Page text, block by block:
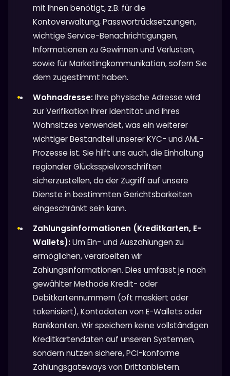
mit Ihnen benötigt, z.B. für die
Kontoverwaltung, Passwortrücksetzungen,
wichtige Service-Benachrichtigungen,
Informationen zu Gewinnen und Verlusten,
sowie für Marketingkommunikation, sofern Sie
dem zugestimmt haben.
Wohnadresse:Ihre physische Adresse wird
zur Verifikation Ihrer Identität und Ihres
Wohnsitzes verwendet, was ein weiterer
wichtiger Bestandteil unserer KYC- und AML-
Prozesse ist. Sie hilft uns auch, die Einhaltung
regionaler Glücksspielvorschriften
sicherzustellen, da der Zugriff auf unsere
Dienste in bestimmten Gerichtsbarkeiten
eingeschränkt sein kann.
Zahlungsinformationen (Kreditkarten, E-
Wallets):Um Ein- und Auszahlungen zu
ermöglichen, verarbeiten wir
Zahlungsinformationen. Dies umfasst je nach
gewählter Methode Kredit- oder
Debitkartennummern (oft maskiert oder
tokenisiert), Kontodaten von E-Wallets oder
Bankkonten. Wir speichern keine vollständigen
Kreditkartendaten auf unseren Systemen,
sondern nutzen sichere, PCI-konforme
Zahlungsgateways von Drittanbietern.